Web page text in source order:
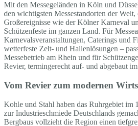
Mit den Messegeländen in Köln und
den wichtigsten Messestandorten der Welt,
Großereignisse wie der Kölner Karneval
Schützenfeste im ganzen Land. Für
Karnevalsveranstaltungen, Caterings und
wetterfeste Zelt- und Hallenlösungen –
Messebetrieb am Rhein und für
Revier, termingerecht auf- und abgebaut
Vom Revier zum modernen
Kohle und Stahl haben das Ruhrgebiet im
zur Industrieschmiede Deutschlands
Bergbaus vollzieht die Region einen